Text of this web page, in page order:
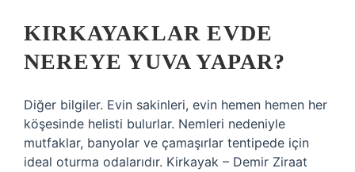
KIRKAYAKLAR EVDE
NEREYE YUVA YAPAR?
Diğer bilgiler. Evin sakinleri, evin hemen hemen her
köşesinde helisti bulurlar. Nemleri nedeniyle
mutfaklar, banyolar ve çamaşırlar tentipede için
ideal oturma odalarıdır. Kirkayak – Demir Ziraat